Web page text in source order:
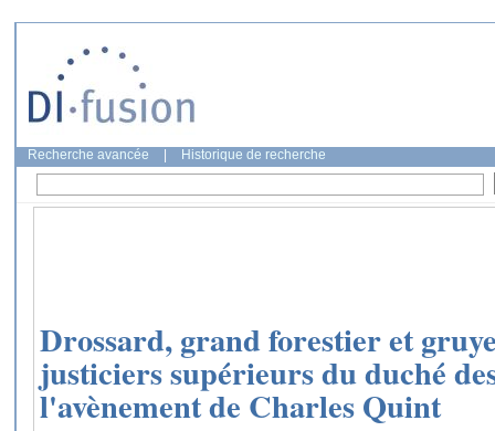
Recherche avancée Historique de recherche
Drossard, grand forestier et
justiciers supérieurs du duché
l'avènement de Charles Quint